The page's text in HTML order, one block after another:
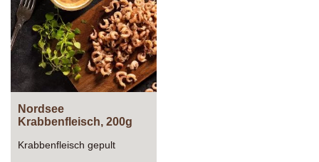
HINZUFÜGEN
Nordsee
Krabbenfleisch, 200g
Krabbenfleisch gepult